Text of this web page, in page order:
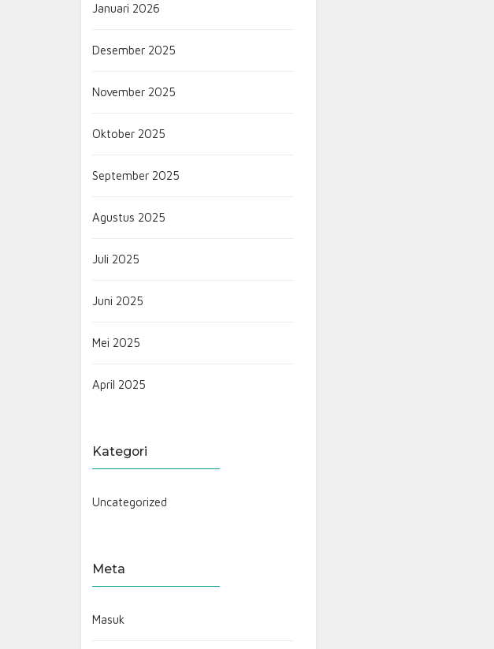
Januari 2026
Desember 2025
November 2025
Oktober 2025
September 2025
Agustus 2025
Juli 2025
Juni 2025
Mei 2025
April 2025
Kategori
Uncategorized
Meta
Masuk